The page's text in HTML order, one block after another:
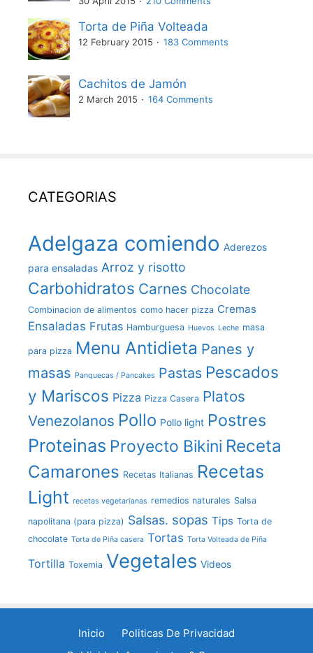
Torta de Piña Volteada
12 February 2015 183 Comments
Cachitos de Jamón
2 March 2015 164 Comments
CATEGORIAS
Adelgaza comiendo Aderezos
para ensaladas Arroz y risotto
Carbohidratos Carnes Chocolate
Combinacion de alimentos como hacer pizza Cremas
Ensaladas Frutas Hamburguesa Huevos Leche masa
para pizza Menu Antidieta Panes y
masas Panquecas / Pancakes Pastas Pescados
y Mariscos Pizza Pizza Casera Platos
Venezolanos Pollo Pollo light Postres
Proteinas Proyecto Bikini Receta
Camarones Recetas Italianas Recetas
Light recetas vegetarianas remedios naturales Salsa
napolitana (para pizza) Salsas. sopas Tips Torta de
chocolate Torta de Piña casera Tortas Torta Volteada de Piña
Tortilla Toxemia Vegetales Videos
Inicio
Politicas De Privacidad